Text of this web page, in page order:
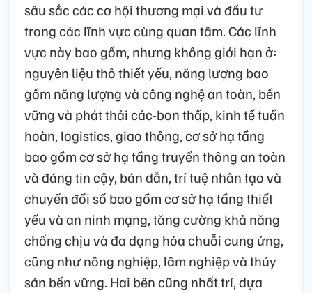
sâu sắc các cơ hội thương mại và đầu tư
trong các lĩnh vực cùng quan tâm. Các lĩnh
vực này bao gồm, nhưng không giới hạn ở:
nguyên liệu thô thiết yếu, năng lượng bao
gồm năng lượng và công nghệ an toàn, bền
vững và phát thải các-bon thấp, kinh tế tuần
hoàn, logistics, giao thông, cơ sở hạ tầng
bao gồm cơ sở hạ tầng truyền thông an toàn
và đáng tin cậy, bán dẫn, trí tuệ nhân tạo và
chuyển đổi số bao gồm cơ sở hạ tầng thiết
yếu và an ninh mạng, tăng cường khả năng
chống chịu và đa dạng hóa chuỗi cung ứng,
cũng như nông nghiệp, lâm nghiệp và thủy
sản bền vững. Hai bên cũng nhất trí, dựa